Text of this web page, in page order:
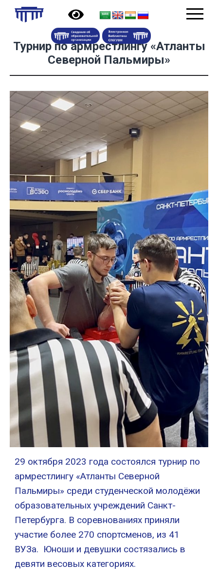
Турнир по армрестлингу «Атланты
Северной Пальмиры»
29 октября 2023 года состоялся турнир по
армрестлингу «Атланты Северной
Пальмиры» среди студенческой молодёжи
образовательных учреждений Санкт-
Петербурга. В соревнованиях приняли
участие более 270 спортсменов, из 41
ВУЗа. Юноши и девушки состязались в
девяти весовых категориях.